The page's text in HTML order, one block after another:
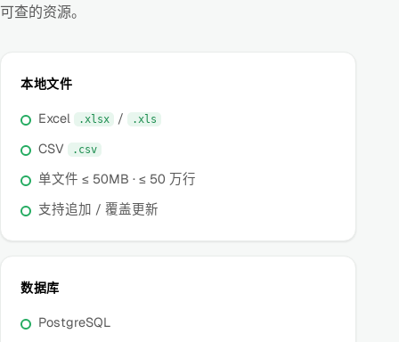
可查的资源。
本地文件
Excel .xlsx / .xls
CSV .csv
单文件 ≤ 50MB · ≤ 50 万行
支持追加 / 覆盖更新
数据库
PostgreSQL